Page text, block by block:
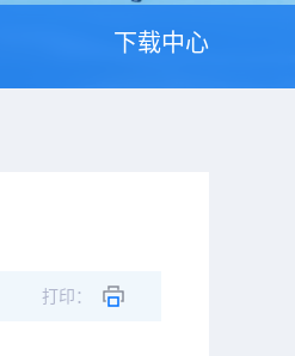
下载中心
打印：